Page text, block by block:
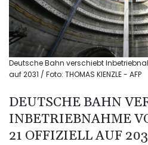
Deutsche Bahn verschiebt
auf 2031 / Foto: THOMAS KIENZLE - AFP
DEUTSCHE BAHN
INBETRIEBNAHME
21 OFFIZIELL AUF